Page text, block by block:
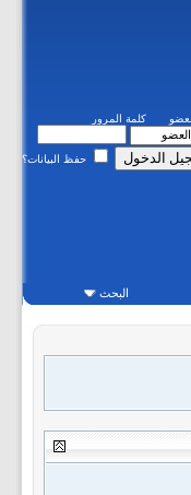
كلمة المرور
حفظ البيانات؟
البحث